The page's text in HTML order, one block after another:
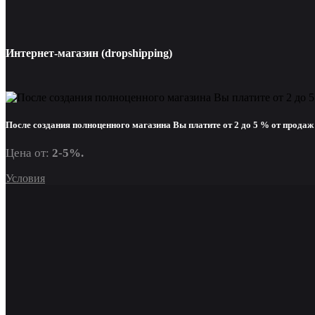
Интернет-магазин (dropshipping)
После создания полноценного магазина Вы платите от 2 до 5 % от продаж
Цена от: 2-5%.
Условия